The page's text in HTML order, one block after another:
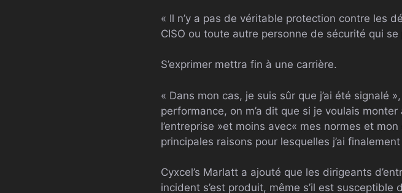
« Il n’y a pas de véritable protection contre les
CISO ou toute autre personne de sécurité qui
S’exprimer mettra fin à une carrière.
« Dans mon cas, je suis sûr que j’ai été signalé
performance, on m’a dit que si je voulais
l’entreprise »et moins avec« mes normes et
principales raisons pour lesquelles j’ai
Cyxcel’s Marlatt a ajouté que les dirigeants
incident s’est produit, même s’il est